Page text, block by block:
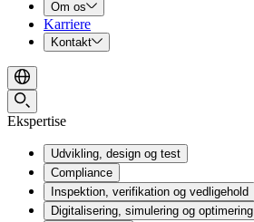
Om os
Karriere
Kontakt
Ekspertise
Udvikling, design og test
Compliance
Inspektion, verifikation og vedligehold
Digitalisering, simulering og optimering